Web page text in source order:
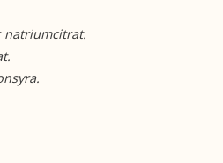
natriumcitrat.